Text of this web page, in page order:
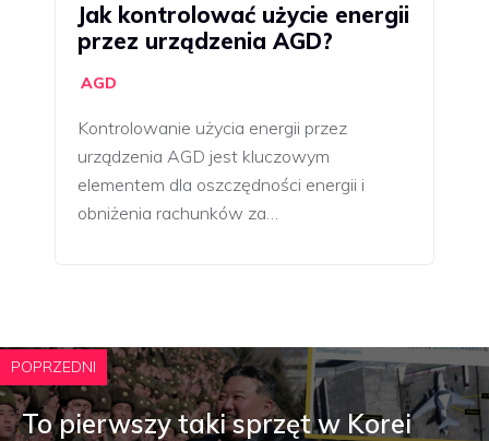
Jak kontrolować użycie energii
przez urządzenia AGD?
AGD
Kontrolowanie użycia energii przez
urządzenia AGD jest kluczowym
elementem dla oszczędności energii i
obniżenia rachunków za…
POPRZEDNI
To pierwszy taki sprzęt w Korei